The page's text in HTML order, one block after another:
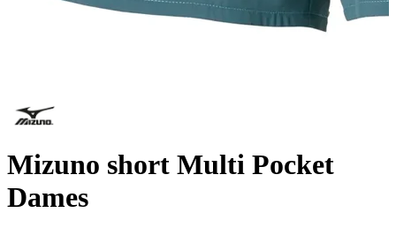
Mizuno short Multi Pocket
Dames